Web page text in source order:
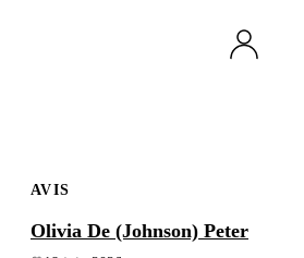
AVIS
Olivia De (Johnson) Peter